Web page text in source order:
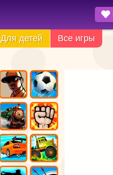
Для детей Все игры